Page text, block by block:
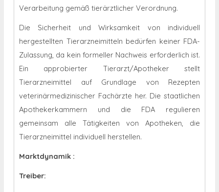
Verarbeitung gemäß tierärztlicher Verordnung.
Die Sicherheit und Wirksamkeit von individuell
hergestellten Tierarzneimitteln bedürfen keiner FDA-
Zulassung, da kein formeller Nachweis erforderlich ist.
Ein approbierter Tierarzt/Apotheker stellt
Tierarzneimittel auf Grundlage von Rezepten
veterinärmedizinischer Fachärzte her. Die staatlichen
Apothekerkammern und die FDA regulieren
gemeinsam alle Tätigkeiten von Apotheken, die
Tierarzneimittel individuell herstellen.
Marktdynamik :
Treiber: